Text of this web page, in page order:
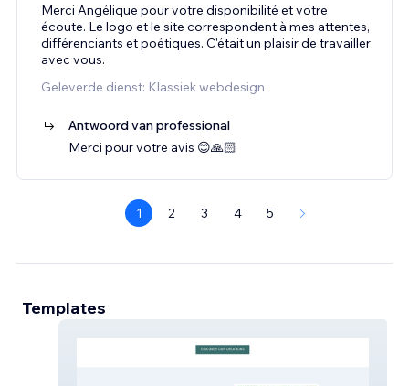
Merci Angélique pour votre disponibilité et votre
écoute. Le logo et le site correspondent à mes attentes,
différenciants et poétiques. C'était un plaisir de travailler
avec vous.
Geleverde dienst: Klassiek webdesign
Antwoord van professional
Merci pour votre avis 😊🙏🏻
1 2 3 4 5
Templates